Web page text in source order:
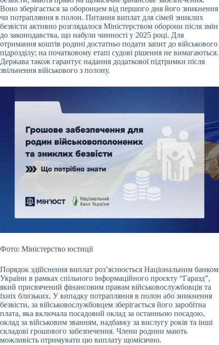
Воно зберігається за оборонцем від першого дня його зникнення
чи потрапляння в полон. Питання виплат для сімей зниклих
безвісти активно розглядалося Міністерством оборони після змін
до законодавства, що набули чинності у 2025 році. Для
отримання коштів родині достатньо подати запит до військового
підрозділу; на початковому етапі судові рішення не вимагаються.
Держава також гарантує надання додаткової підтримки після
звільнення військового з полону.
Фото: Міністерство юстиції
Порядок здійснення виплат роз’яснюється Національним банком
України в рамках спільного інформаційного проєкту “Гаразд”,
який присвячений фінансовим правам військовослужбовців та
їхніх близьких. У випадку потрапляння в полон або зникнення
безвісти, за військовослужбовцем зберігається його заробітна
плата, яка включала посадовий оклад за останньою посадою,
оклад за військовим званням, надбавку за вислугу років та інші
складові грошового забезпечення. Члени родини мають
можливість отримувати цю виплату щомісячно.